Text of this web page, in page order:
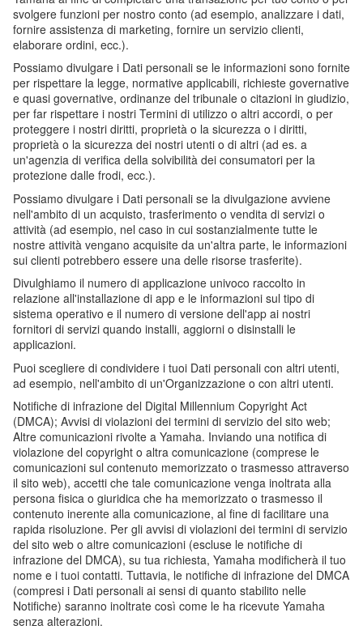
svolgere funzioni per nostro conto (ad esempio, analizzare i dati,
fornire assistenza di marketing, fornire un servizio clienti,
elaborare ordini, ecc.).
Possiamo divulgare i Dati personali se le informazioni sono fornite
per rispettare la legge, normative applicabili, richieste governative
e quasi governative, ordinanze del tribunale o citazioni in giudizio,
per far rispettare i nostri Termini di utilizzo o altri accordi, o per
proteggere i nostri diritti, proprietà o la sicurezza o i diritti,
proprietà o la sicurezza dei nostri utenti o di altri (ad es. a
un'agenzia di verifica della solvibilità dei consumatori per la
protezione dalle frodi, ecc.).
Possiamo divulgare i Dati personali se la divulgazione avviene
nell'ambito di un acquisto, trasferimento o vendita di servizi o
attività (ad esempio, nel caso in cui sostanzialmente tutte le
nostre attività vengano acquisite da un'altra parte, le informazioni
sui clienti potrebbero essere una delle risorse trasferite).
Divulghiamo il numero di applicazione univoco raccolto in
relazione all'installazione di app e le informazioni sul tipo di
sistema operativo e il numero di versione dell'app ai nostri
fornitori di servizi quando installi, aggiorni o disinstalli le
applicazioni.
Puoi scegliere di condividere i tuoi Dati personali con altri utenti,
ad esempio, nell'ambito di un'Organizzazione o con altri utenti.
Notifiche di infrazione del Digital Millennium Copyright Act
(DMCA); Avvisi di violazioni dei termini di servizio del sito web;
Altre comunicazioni rivolte a Yamaha. Inviando una notifica di
violazione del copyright o altra comunicazione (comprese le
comunicazioni sul contenuto memorizzato o trasmesso attraverso
il sito web), accetti che tale comunicazione venga inoltrata alla
persona fisica o giuridica che ha memorizzato o trasmesso il
contenuto inerente alla comunicazione, al fine di facilitare una
rapida risoluzione. Per gli avvisi di violazioni dei termini di servizio
del sito web o altre comunicazioni (escluse le notifiche di
infrazione del DMCA), su tua richiesta, Yamaha modificherà il tuo
nome e i tuoi contatti. Tuttavia, le notifiche di infrazione del DMCA
(compresi i Dati personali ai sensi di quanto stabilito nelle
Notifiche) saranno inoltrate così come le ha ricevute Yamaha
senza alterazioni.